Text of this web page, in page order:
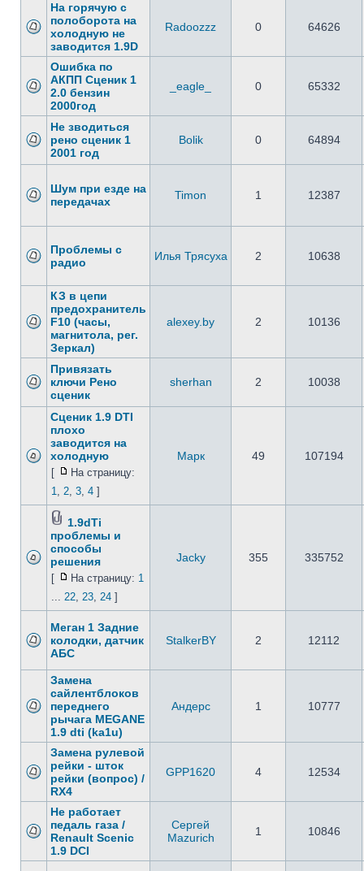
На горячую с
полоборота на
холодную не
заводится 1.9D
Radoozzz 0 64626
Ошибка по
АКПП Сценик 1
2.0 бензин
2000год
_eagle_ 0 65332
Не зводиться
рено сценик 1
2001 год
Bolik 0 64894
Шум при езде на
передачах
Timon 1 12387
Проблемы с
радио
Илья Трясуха 2 10638
КЗ в цепи
предохранитель
F10 (часы,
магнитола, рег.
Зеркал)
alexey.by 2 10136
Привязать
ключи Рено
сценик
sherhan 2 10038
Сценик 1.9 DTI
плохо
заводится на
холодную
[
На страницу:
1, 2, 3, 4 ]
Марк 49 107194
1.9dTi
проблемы и
способы
решения
[ На страницу: 1
... 22, 23, 24 ]
Jacky 355 335752
Меган 1 Задние
колодки, датчик
АБС
StalkerBY 2 12112
Замена
сайлентблоков
переднего
рычага MEGANE
1.9 dti (ka1u)
Андерс 1 10777
Замена рулевой
рейки - шток
рейки (вопрос) /
RX4
GPP1620 4 12534
Не работает
педаль газа /
Renault Scenic
1.9 DCI
Сергей
Mazurich
1 10846